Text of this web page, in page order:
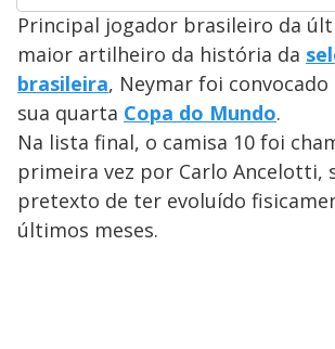
Principal jogador brasileiro da
maior artilheiro da história da
brasileira, Neymar foi
sua quarta Copa do Mundo.
Na lista final, o camisa 10 foi
primeira vez por Carlo Ancelotti,
pretexto de ter evoluído
últimos meses.